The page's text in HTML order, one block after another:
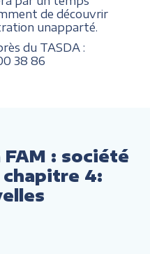
de découvrir
unapparté.
du TASDA :
38 86
: société
4: